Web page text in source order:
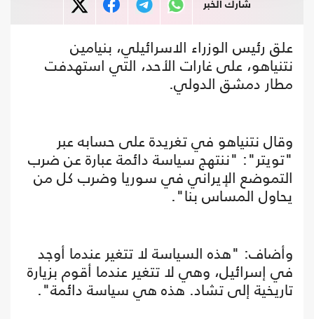
شارك الخبر
علق رئيس الوزراء الاسرائيلي، بنيامين
نتنياهو، على غارات الأحد، التي استهدفت
مطار دمشق الدولي.
وقال نتنياهو في تغريدة على حسابه عبر
"تويتر": "ننتهج سياسة دائمة عبارة عن ضرب
التموضع الإيراني في سوريا وضرب كل من
يحاول المساس بنا".
وأضاف: "هذه السياسة لا تتغير عندما أوجد
في إسرائيل، وهي لا تتغير عندما أقوم بزيارة
تاريخية إلى تشاد. هذه هي سياسة دائمة".